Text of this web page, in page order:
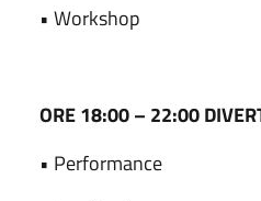
• Workshop
ORE 18:00 – 22:00
• Performance